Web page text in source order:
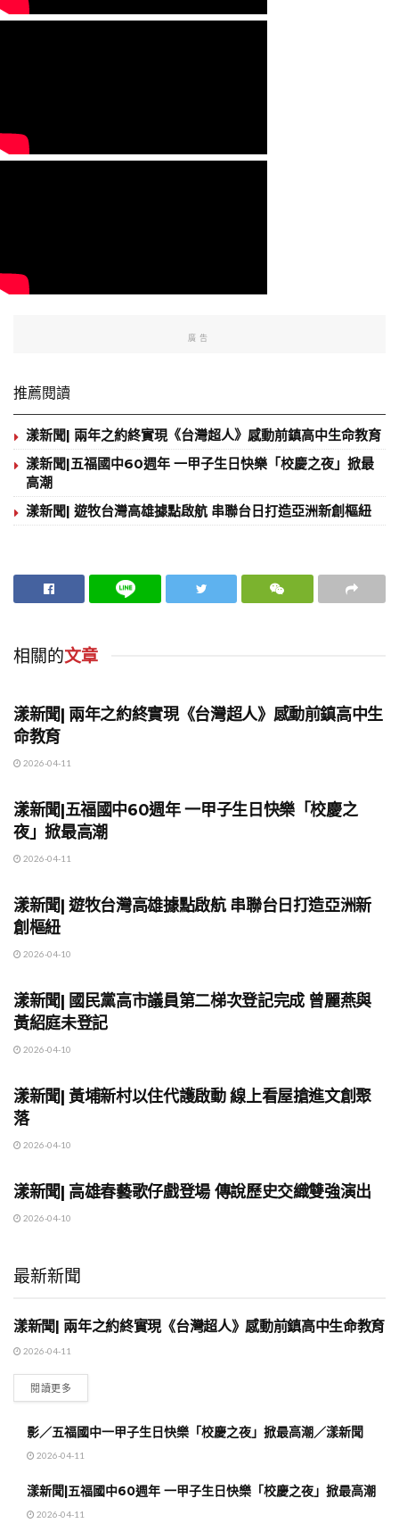
廣告
推薦閱讀
漾新聞| 兩年之約終實現《台灣超人》感動前鎮高中生命教育
漾新聞|五福國中60週年 一甲子生日快樂「校慶之夜」掀最
高潮
漾新聞| 遊牧台灣高雄據點啟航 串聯台日打造亞洲新創樞紐
相關的文章
漾新聞| 兩年之約終實現《台灣超人》感動前鎮高中生
命教育
2026-04-11
漾新聞|五福國中60週年 一甲子生日快樂「校慶之
夜」掀最高潮
2026-04-11
漾新聞| 遊牧台灣高雄據點啟航 串聯台日打造亞洲新
創樞紐
2026-04-10
漾新聞| 國民黨高市議員第二梯次登記完成 曾麗燕與
黃紹庭未登記
2026-04-10
漾新聞| 黃埔新村以住代護啟動 線上看屋搶進文創聚
落
2026-04-10
漾新聞| 高雄春藝歌仔戲登場 傳說歷史交織雙強演出
2026-04-10
最新新聞
地方時事
漾新聞| 兩年之約終實現《台灣超人》感動前鎮高中生命教育
2026-04-11
閱讀更多
影／五福國中一甲子生日快樂「校慶之夜」掀最高潮／漾新聞
2026-04-11
漾新聞|五福國中60週年 一甲子生日快樂「校慶之夜」掀最高潮
2026-04-11